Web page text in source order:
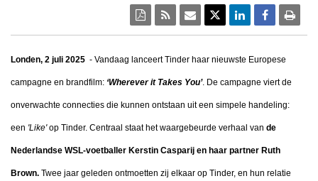
Londen, 2 juli 2025 - Vandaag lanceert Tinder haar nieuwste Europese
campagne en brandfilm: ‘Wherever it Takes You’. De campagne viert de
onverwachte connecties die kunnen ontstaan uit een simpele handeling:
een 'Like'op Tinder. Centraal staat het waargebeurde verhaal van de
Nederlandse WSL-voetballer Kerstin Casparij en haar partner Ruth
Brown. Twee jaar geleden ontmoetten zij elkaar op Tinder, en hun relatie